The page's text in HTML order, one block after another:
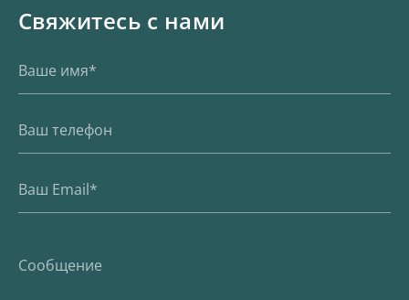
Свяжитесь с нами